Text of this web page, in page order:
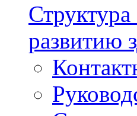
развитию